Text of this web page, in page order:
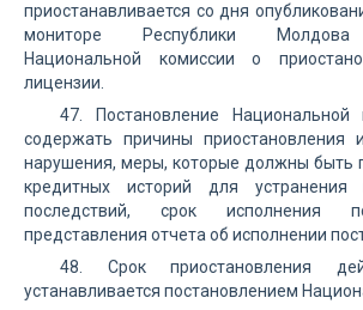
приостанавливается со дня
мониторе Республики Молдова
Национальной комиссии о
лицензии.
47. Постановление Национальной
содержать причины приостановления
нарушения, меры, которые должны быть
кредитных историй для
последствий, срок исполнения
представления отчета об исполнении
48. Срок приостановления
устанавливается постановлением